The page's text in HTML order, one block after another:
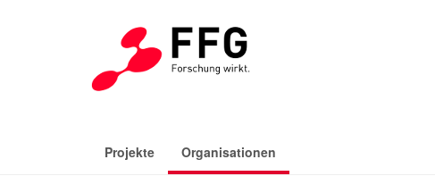
Projekte Organisationen